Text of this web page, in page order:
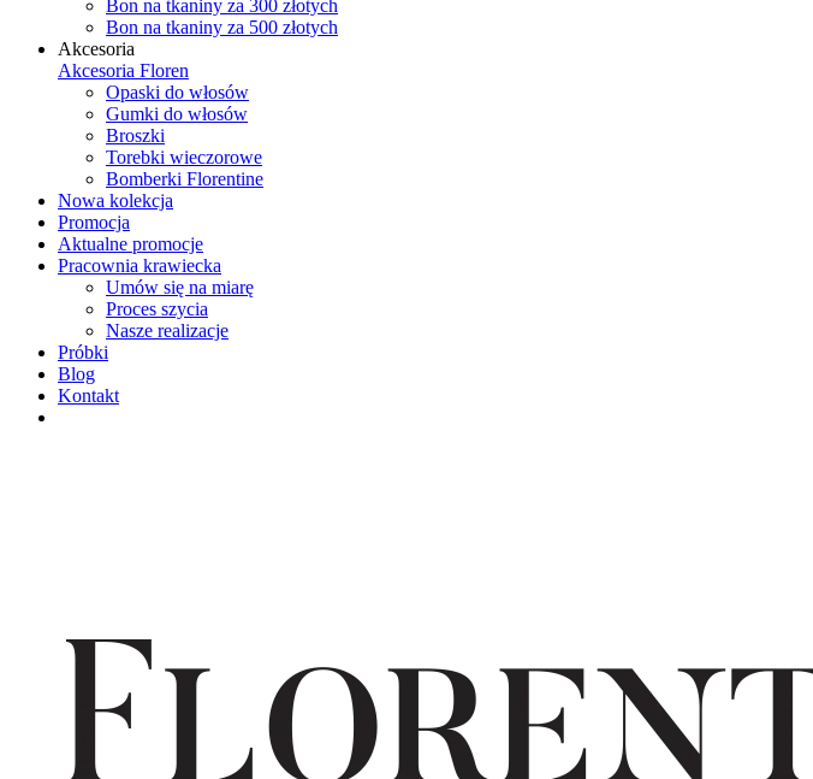
Bon na tkaniny za 300 złotych
Bon na tkaniny za 500 złotych
Akcesoria
Akcesoria Floren
Opaski do włosów
Gumki do włosów
Broszki
Torebki wieczorowe
Bomberki Florentine
Nowa kolekcja
Promocja
Aktualne promocje
Pracownia krawiecka
Umów się na miarę
Proces szycia
Nasze realizacje
Próbki
Blog
Kontakt